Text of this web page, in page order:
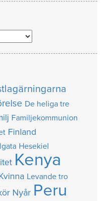
De heliga tre
Familjekommunion
Finland
Hesekiel
Kenya
Levande tro
Nyår Peru